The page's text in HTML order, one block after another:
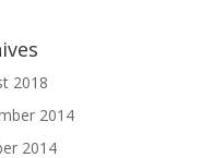
2018
2014
2014